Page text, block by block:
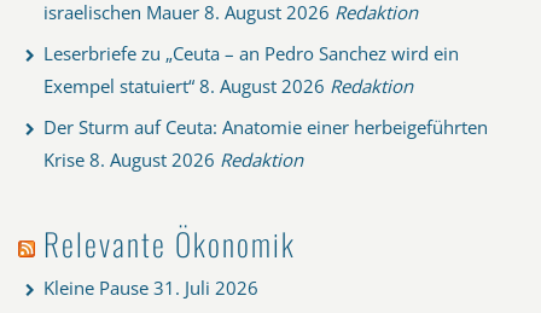
israelischen Mauer 8. August 2026 Redaktion
Leserbriefe zu „Ceuta – an Pedro Sanchez wird ein
Exempel statuiert“ 8. August 2026 Redaktion
Der Sturm auf Ceuta: Anatomie einer herbeigeführten
Krise 8. August 2026 Redaktion
Relevante Ökonomik
Kleine Pause 31. Juli 2026